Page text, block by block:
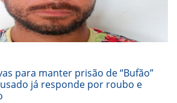
para manter prisão de “Bufão”
já responde por roubo e